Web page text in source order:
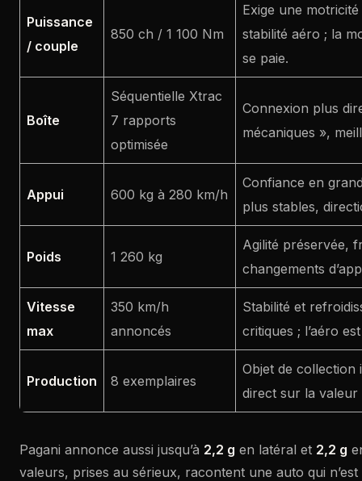
Puissance
/ couple
850 ch / 1 100 Nm
Exige une
stabilité aéro ; la
se paie.
Boîte
Séquentielle Xtrac
7 rapports
optimisée
Connexion plus
mécaniques »,
Appui 600 kg à 280 km/h
Confiance en
plus stables,
Poids 1 260 kg
Agilité préservée,
changements
Vitesse
max
350 km/h
annoncés
Stabilité et
critiques ; l’aéro
Production 8 exemplaires
Objet de collection
direct sur la valeur
Pagani annonce aussi jusqu’à 2,2 g en latéral et 2,2 g
valeurs, prises au sérieux, racontent une auto qui